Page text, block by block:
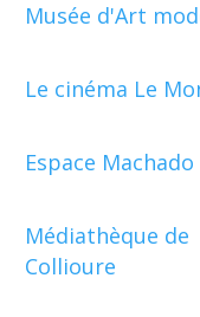
Musée d'Art
Le cinéma Le
Espace Machado
Médiathèque de
Collioure